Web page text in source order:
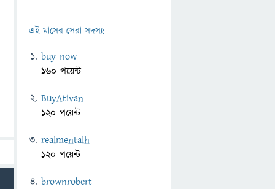
এই মাসের সেরা সদস্য:
buy now
160 পয়েন্ট
BuyAtivan
120 পয়েন্ট
realmentalh
120 পয়েন্ট
brownrobert